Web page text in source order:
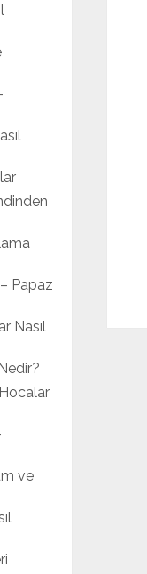
Papaz
Nasıl
ve